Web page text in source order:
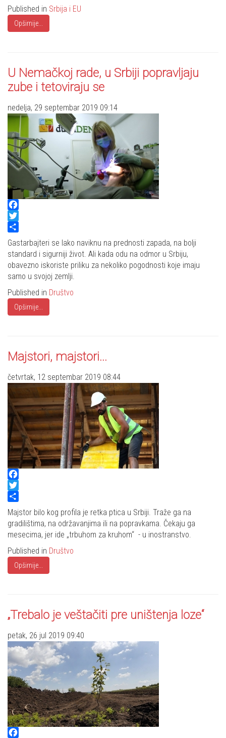
Published in Srbija i EU
Opširnije...
U Nemačkoj rade, u Srbiji popravljaju
zube i tetoviraju se
nedelja, 29 septembar 2019 09:14
Facebook
Twitter
Share
Gastarbajteri se lako naviknu na prednosti zapada, na bolji
standard i sigurniji život. Ali kada odu na odmor u Srbiju,
obavezno iskoriste priliku za nekoliko pogodnosti koje imaju
samo u svojoj zemlji.
Published in Društvo
Opširnije...
Majstori, majstori...
četvrtak, 12 septembar 2019 08:44
Facebook
Twitter
Share
Majstor bilo kog profila je retka ptica u Srbiji. Traže ga na
gradilištima, na održavanjima ili na popravkama. Čekaju ga
mesecima, jer ide „trbuhom za kruhom“ - u inostranstvo.
Published in Društvo
Opširnije...
„Trebalo je veštačiti pre uništenja loze“
petak, 26 jul 2019 09:40